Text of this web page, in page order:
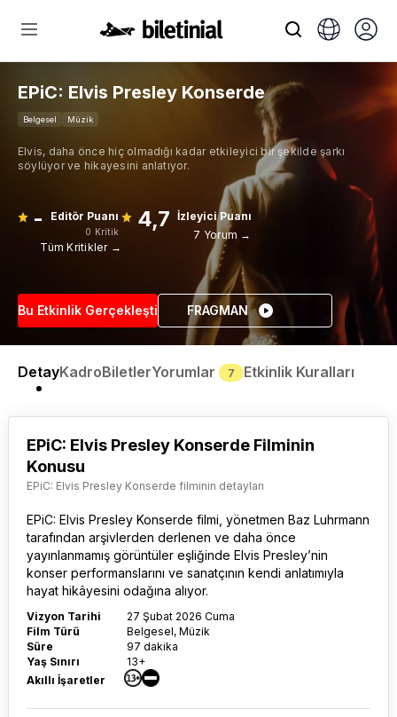
EPiC: Elvis Presley Konserde
Belgesel Müzik
Elvis, daha önce hiç olmadığı kadar etkileyici bir şekilde şarkı
söylüyor ve hikayesini anlatıyor.
- Editör Puanı
0 Kritik
Tüm Kritikler →
4,7 İzleyici Puanı
7 Yorum →
Bu Etkinlik Gerçekleşti FRAGMAN
DetayKadroBiletlerYorumlar 7 Etkinlik Kuralları
EPiC: Elvis Presley Konserde Filminin
Konusu
EPiC: Elvis Presley Konserde filminin detayları
EPiC: Elvis Presley Konserde filmi , yönetmen Baz Luhrmann
tarafından arşivlerden derlenen ve daha önce
yayınlanmamış görüntüler eşliğinde Elvis Presley’nin
konser performanslarını ve sanatçının kendi anlatımıyla
hayat hikâyesini odağına alıyor.
Vizyon Tarihi
27 Şubat 2026 Cuma
Film Türü
Belgesel, Müzik
Süre
97 dakika
Yaş Sınırı
13+
Akıllı İşaretler